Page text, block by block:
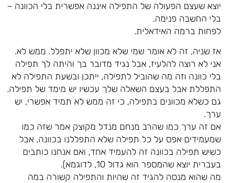
יוצא שעצם הפעולה של התפילה איננה אפשרית בלי הכוונה –
בלי החשבה פנימה.
לפחות ברמה האידאלית.
אז שניה, זה לא אומר שמי שלא מכוון שלא יתפלל. ממש לא.
אני לא רוצה להלעיז, אבל נגיד מדובר בך והיתה לך תפילה
בלי כוונה וזה מה שהוביל לתפילה, ייתכן ובשעת התפילה לא
התפללת אבל בעצם השאלה שלך עכשיו יש מימד של תפילה.
גם כשלא מכוונים בתפילה, כי זה ממש לא תמיד אפשרי, יש
ערך.
אם זה ערך כמו שהרב מנחם מנדל מקוצק אמר שזה כמו
שמעמידים אפס על כל תפילה שלא התפללנו בכוונה, אבל
כשיש תפילה בכוונה זה להעמיד אחד, ואם אנחנו כותבים
בעברית יוצא שהמספר הוא גדול 10, לדוגמא).
מה שהוא מנסה להגיד זה שהיות והתפילה קשורה במה